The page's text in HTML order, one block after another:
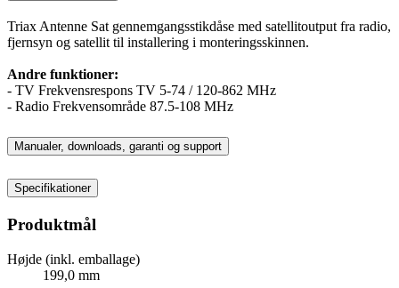
Triax Antenne Sat gennemgangsstikdåse med satellitoutput fra radio,
fjernsyn og satellit til installering i monteringsskinnen.
Andre funktioner:
- TV Frekvensrespons TV 5-74 / 120-862 MHz
- Radio Frekvensområde 87.5-108 MHz
Manualer, downloads, garanti og support
Specifikationer
Produktmål
Højde (inkl. emballage)
199,0 mm